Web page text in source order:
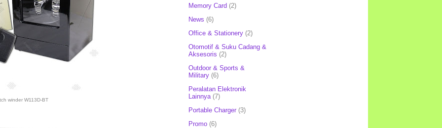
winder W113D-BT
Memory Card (2)
News (6)
Office & Stationery (2)
Otomotif & Suku Cadang &
Aksesoris (2)
Outdoor & Sports &
Military (6)
Peralatan Elektronik
Lainnya (7)
Portable Charger (3)
Promo (6)